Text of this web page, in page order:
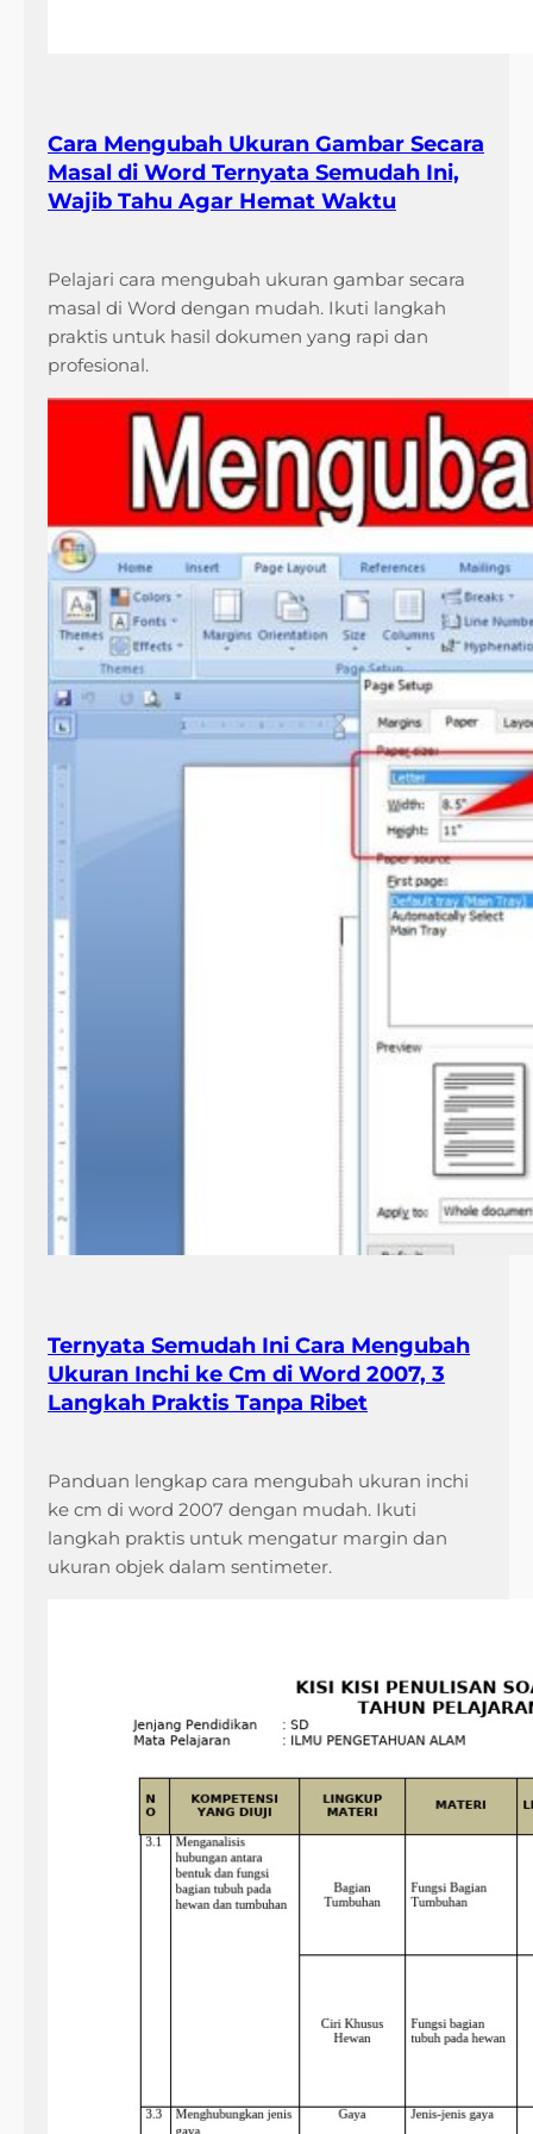
Cara Mengubah Ukuran Gambar Secara
Masal di Word Ternyata Semudah Ini,
Wajib Tahu Agar Hemat Waktu
Pelajari cara mengubah ukuran gambar secara
masal di Word dengan mudah. Ikuti langkah
praktis untuk hasil dokumen yang rapi dan
profesional.
Ternyata Semudah Ini Cara Mengubah
Ukuran Inchi ke Cm di Word 2007, 3
Langkah Praktis Tanpa Ribet
Panduan lengkap cara mengubah ukuran inchi
ke cm di word 2007 dengan mudah. Ikuti
langkah praktis untuk mengatur margin dan
ukuran objek dalam sentimeter.